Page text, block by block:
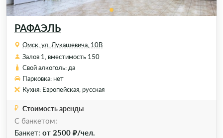
РАФАЭЛЬ
Омск, ул. Лукашевича, 10В
Залов 1, вместимость 150
Свой алкоголь: да
Парковка: нет
Кухня: Европейская, русская
Стоимость аренды
C банкетом:
Банкет: от 2500 ₽/чел.